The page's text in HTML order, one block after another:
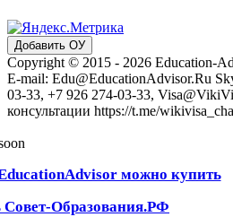
Добавить ОУ
Copyright © 2015 - 2026 Education-
E-mail: Edu@EducationAdvisor.Ru
03-33, +7 926 274-03-33,
консультации https://t.me/
можно купить
Совет-Образования.РФ